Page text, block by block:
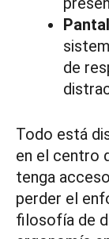
de
Todo está
en el centro
tenga
perder el
filosofía de